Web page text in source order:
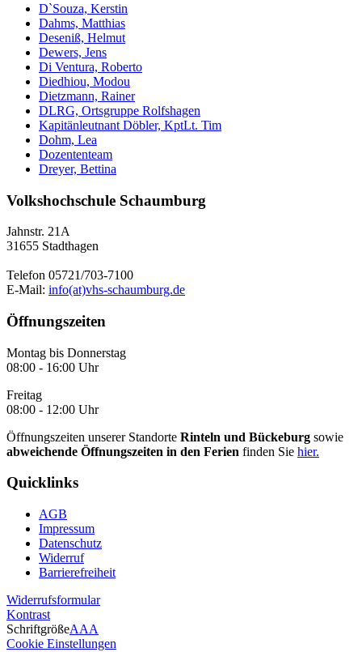
D`Souza, Kerstin
Dahms, Matthias
Deseniß, Helmut
Dewers, Jens
Di Ventura, Roberto
Diedhiou, Modou
Dietzmann, Rainer
DLRG, Ortsgruppe Rolfshagen
Kapitänleutnant Döbler, KptLt. Tim
Dohm, Lea
Dozententeam
Dreyer, Bettina
Volkshochschule Schaumburg
Jahnstr. 21A
31655 Stadthagen
Telefon 05721/703-7100
E-Mail: info(at)vhs-schaumburg.de
Öffnungszeiten
Montag bis Donnerstag
08:00 - 16:00 Uhr
Freitag
08:00 - 12:00 Uhr
Öffnungszeiten unserer Standorte Rinteln und Bückeburg sowie
abweichende Öffnungszeiten in den Ferien finden Sie hier.
Quicklinks
AGB
Impressum
Datenschutz
Widerruf
Barrierefreiheit
Widerrufsformular
Kontrast
SchriftgrößeAAA
Cookie Einstellungen